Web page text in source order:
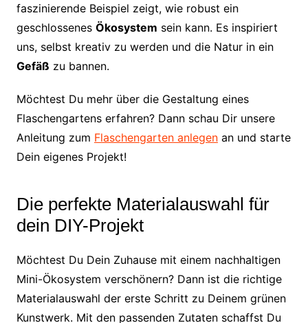
faszinierende Beispiel zeigt, wie robust ein
geschlossenes Ökosystem sein kann. Es inspiriert
uns, selbst kreativ zu werden und die Natur in ein
Gefäß zu bannen.
Möchtest Du mehr über die Gestaltung eines
Flaschengartens erfahren? Dann schau Dir unsere
Anleitung zum Flaschengarten anlegenan und starte
Dein eigenes Projekt!
Die perfekte Materialauswahl für
dein DIY-Projekt
Möchtest Du Dein Zuhause mit einem nachhaltigen
Mini-Ökosystem verschönern? Dann ist die richtige
Materialauswahl der erste Schritt zu Deinem grünen
Kunstwerk. Mit den passenden Zutaten schaffst Du